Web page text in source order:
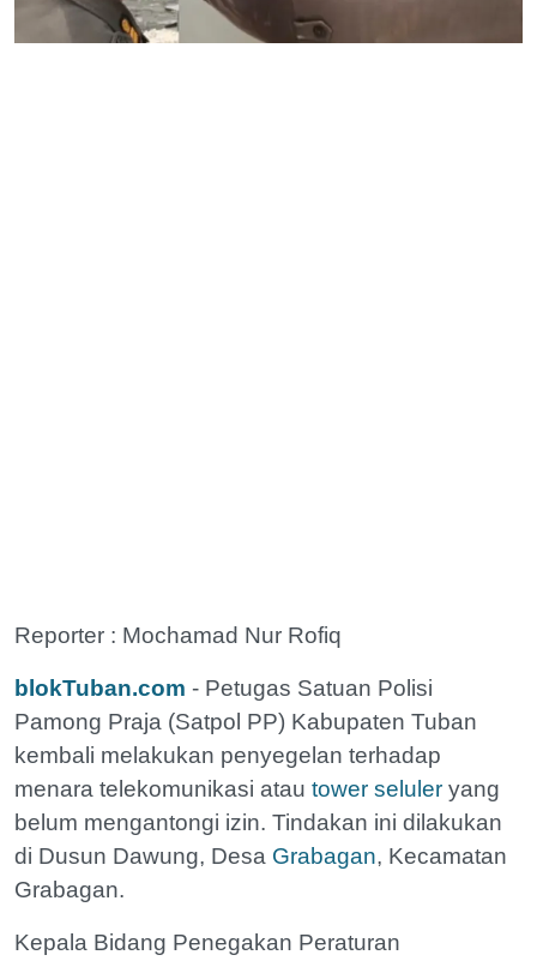
Reporter : Mochamad Nur Rofiq
blokTuban.com - Petugas Satuan Polisi
Pamong Praja (Satpol PP) Kabupaten Tuban
kembali melakukan penyegelan terhadap
menara telekomunikasi atau tower seluler yang
belum mengantongi izin. Tindakan ini dilakukan
di Dusun Dawung, Desa Grabagan, Kecamatan
Grabagan.
Kepala Bidang Penegakan Peraturan